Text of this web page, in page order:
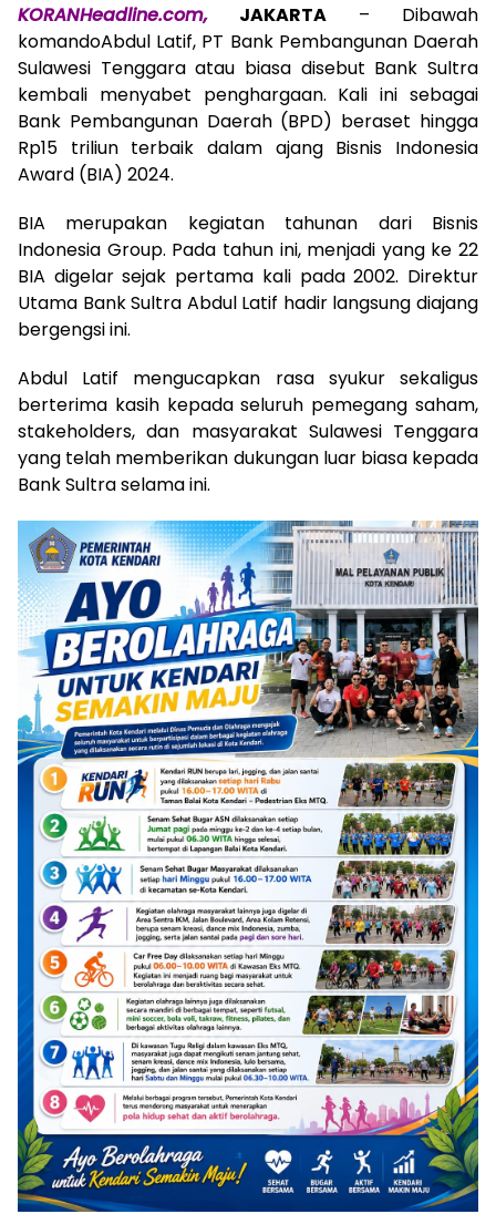
KORANHeadline.com, JAKARTA – Dibawah
komandoAbdul Latif, PT Bank Pembangunan Daerah
Sulawesi Tenggara atau biasa disebut Bank Sultra
kembali menyabet penghargaan. Kali ini sebagai
Bank Pembangunan Daerah (BPD) beraset hingga
Rp15 triliun terbaik dalam ajang Bisnis Indonesia
Award (BIA) 2024.
BIA merupakan kegiatan tahunan dari Bisnis
Indonesia Group. Pada tahun ini, menjadi yang ke 22
BIA digelar sejak pertama kali pada 2002. Direktur
Utama Bank Sultra Abdul Latif hadir langsung diajang
bergengsi ini.
Abdul Latif mengucapkan rasa syukur sekaligus
berterima kasih kepada seluruh pemegang saham,
stakeholders, dan masyarakat Sulawesi Tenggara
yang telah memberikan dukungan luar biasa kepada
Bank Sultra selama ini.